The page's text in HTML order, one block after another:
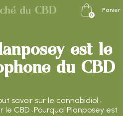
0
Panier
est le
du CBD
savoir sur le cannabidiol ›
le CBD ›Pourquoi Planposey est